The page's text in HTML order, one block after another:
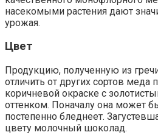
насекомыми растения дают
урожая.
Цвет
Продукцию, полученную из
отличить от других сортов меда
коричневой окраске с
оттенком. Поначалу она может
постепенно бледнеет.
цвету молочный шоколад.